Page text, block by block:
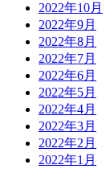
2022年10月
2022年9月
2022年8月
2022年7月
2022年6月
2022年5月
2022年4月
2022年3月
2022年2月
2022年1月